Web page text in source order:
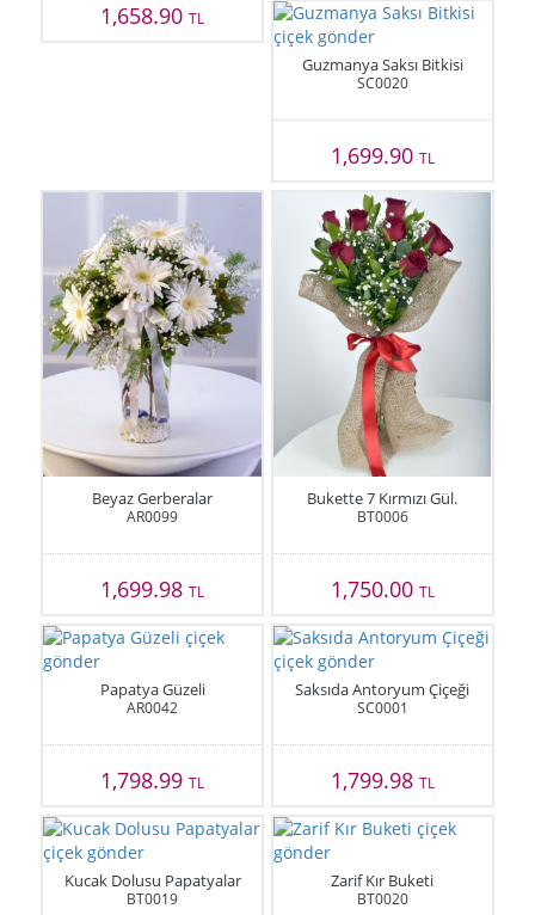
1,658.90TL
Guzmanya Saksı Bitkisi
SC0020
1,699.90 TL
Beyaz Gerberalar
AR0099
1,699.98TL
Bukette 7 Kırmızı Gül.
BT0006
1,750.00 TL
Papatya Güzeli
AR0042
1,798.99TL
Saksıda Antoryum Çiçeği
SC0001
1,799.98 TL
Kucak Dolusu Papatyalar
BT0019
Zarif Kır Buketi
BT0020